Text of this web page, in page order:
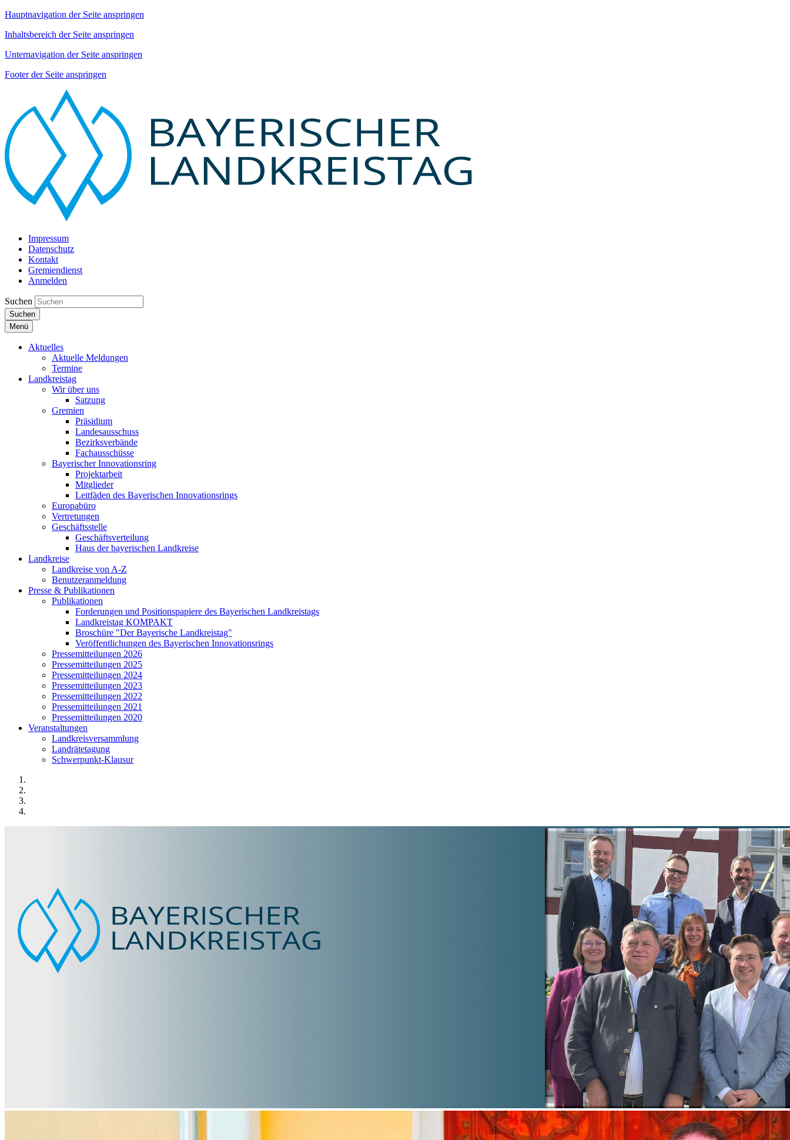
Hauptnavigation der Seite anspringen
Inhaltsbereich der Seite anspringen
Unternavigation der Seite anspringen
Footer der Seite anspringen
Impressum
Datenschutz
Kontakt
Gremiendienst
Anmelden
Suchen
Suchen
Menü
Aktuelles
Aktuelle Meldungen
Termine
Landkreistag
Wir über uns
Satzung
Gremien
Präsidium
Landesausschuss
Bezirksverbände
Fachausschüsse
Bayerischer Innovationsring
Projektarbeit
Mitglieder
Leitfäden des Bayerischen Innovationsrings
Europabüro
Vertretungen
Geschäftsstelle
Geschäftsverteilung
Haus der bayerischen Landkreise
Landkreise
Landkreise von A-Z
Benutzeranmeldung
Presse & Publikationen
Publikationen
Forderungen und Positionspapiere des Bayerischen Landkreistags
Landkreistag KOMPAKT
Broschüre "Der Bayerische Landkreistag"
Veröffentlichungen des Bayerischen Innovationsrings
Pressemitteilungen 2026
Pressemitteilungen 2025
Pressemitteilungen 2024
Pressemitteilungen 2023
Pressemitteilungen 2022
Pressemitteilungen 2021
Pressemitteilungen 2020
Veranstaltungen
Landkreisversammlung
Landrätetagung
Schwerpunkt-Klausur